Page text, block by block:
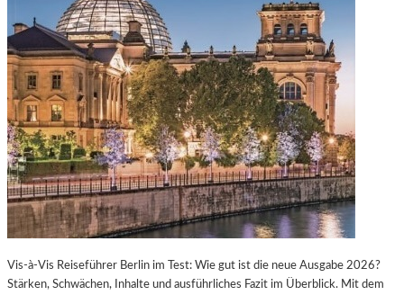
Vis-à-Vis Reiseführer Berlin im Test: Wie gut ist die neue Ausgabe 2026?
Stärken, Schwächen, Inhalte und ausführliches Fazit im Überblick. Mit dem